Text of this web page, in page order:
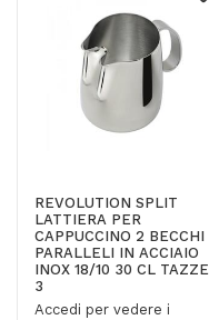
REVOLUTION SPLIT
LATTIERA PER
CAPPUCCINO 2 BECCHI
PARALLELI IN ACCIAIO
INOX 18/10 30 CL TAZZE
3
Accedi per vedere i